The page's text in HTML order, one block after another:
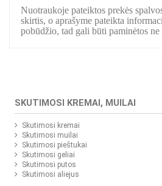
Nuotraukoje pateiktos prekės
skirtis, o aprašyme pateikta
pobūdžio, tad gali būti paminėtos ne
SKUTIMOSI KREMAI, MUILAI
Skutimosi kremai
Skutimosi muilai
Skutimosi pieštukai
Skutimosi geliai
Skutimosi putos
Skutimosi aliejus